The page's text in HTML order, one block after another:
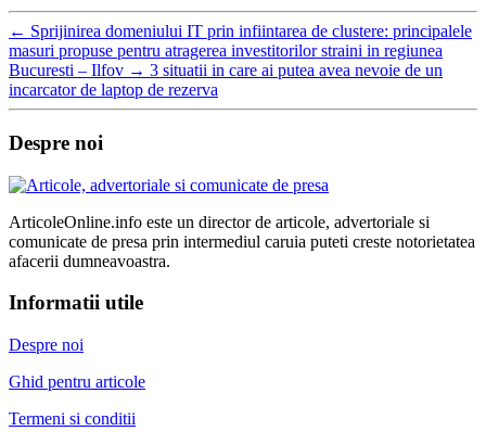
← Sprijinirea domeniului IT prin infiintarea de clustere: principalele
masuri propuse pentru atragerea investitorilor straini in regiunea
Bucuresti – Ilfov → 3 situatii in care ai putea avea nevoie de un
incarcator de laptop de rezerva
Despre noi
ArticoleOnline.info este un director de articole, advertoriale si
comunicate de presa prin intermediul caruia puteti creste notorietatea
afacerii dumneavoastra.
Informatii utile
Despre noi
Ghid pentru articole
Termeni si conditii